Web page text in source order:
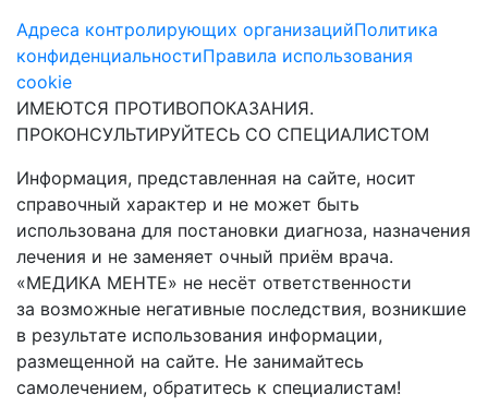
Адреса контролирующих организацийПолитика
конфиденциальностиПравила использования
cookie
ИМЕЮТСЯ ПРОТИВОПОКАЗАНИЯ.
ПРОКОНСУЛЬТИРУЙТЕСЬ СО СПЕЦИАЛИСТОМ
Информация, представленная на сайте, носит
справочный характер и не может быть
использована для постановки диагноза, назначения
лечения и не заменяет очный приём врача.
«МЕДИКА МЕНТЕ» не несёт ответственности
за возможные негативные последствия, возникшие
в результате использования информации,
размещенной на сайте. Не занимайтесь
самолечением, обратитесь к специалистам!